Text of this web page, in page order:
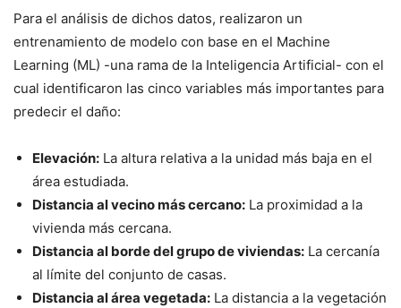
Para el análisis de dichos datos, realizaron un
entrenamiento de modelo con base en el Machine
Learning (ML) -una rama de la Inteligencia Artificial- con el
cual identificaron las cinco variables más importantes para
predecir el daño:
Elevación: La altura relativa a la unidad más baja en el
área estudiada.
Distancia al vecino más cercano: La proximidad a la
vivienda más cercana.
Distancia al borde del grupo de viviendas: La cercanía
al límite del conjunto de casas.
Distancia al área vegetada: La distancia a la vegetación